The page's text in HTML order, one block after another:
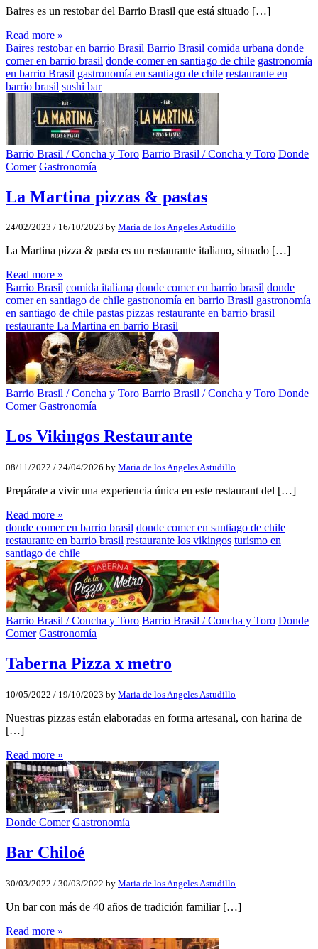
Baires es un restobar del Barrio Brasil que está situado […]
Read more »
Baires restobar en barrio Brasil Barrio Brasil comida urbana donde
comer en barrio brasil donde comer en santiago de chile gastronomía
en barrio Brasil gastronomía en santiago de chile restaurante en
barrio brasil sushi bar
Barrio Brasil / Concha y Toro Barrio Brasil / Concha y Toro Donde
Comer Gastronomía
La Martina pizzas & pastas
24/02/2023 / 16/10/2023 by Maria de los Angeles Astudillo
La Martina pizza & pasta es un restaurante italiano, situado […]
Read more »
Barrio Brasil comida italiana donde comer en barrio brasil donde
comer en santiago de chile gastronomía en barrio Brasil gastronomía
en santiago de chile pastas pizzas restaurante en barrio brasil
restaurante La Martina en barrio Brasil
Barrio Brasil / Concha y Toro Barrio Brasil / Concha y Toro Donde
Comer Gastronomía
Los Vikingos Restaurante
08/11/2022 / 24/04/2026 by Maria de los Angeles Astudillo
Prepárate a vivir una experiencia única en este restaurant del […]
Read more »
donde comer en barrio brasil donde comer en santiago de chile
restaurante en barrio brasil restaurante los vikingos turismo en
santiago de chile
Barrio Brasil / Concha y Toro Barrio Brasil / Concha y Toro Donde
Comer Gastronomía
Taberna Pizza x metro
10/05/2022 / 19/10/2023 by Maria de los Angeles Astudillo
Nuestras pizzas están elaboradas en forma artesanal, con harina de
[…]
Read more »
Donde Comer Gastronomía
Bar Chiloé
30/03/2022 / 30/03/2022 by Maria de los Angeles Astudillo
Un bar con más de 40 años de tradición familiar […]
Read more »